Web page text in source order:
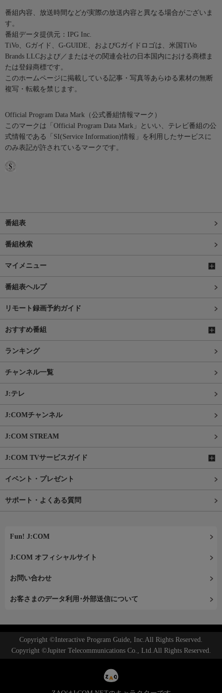
番組内容、放送時間などが実際の放送内容と異なる場合がございま
す。
番組データ提供元：IPG Inc.
TiVo、Gガイド、G-GUIDE、およびGガイドロゴは、米国TiVo
Brands LLCおよび／またはその関連会社の日本国内における商標ま
たは登録商標です。
このホームページに掲載している記事・写真等あらゆる素材の無断
複写・転載を禁じます。
Official Program Data Mark（公式番組情報マーク）
このマークは「Official Program Data Mark」といい、テレビ番組の公
式情報である「SI(Service Information)情報」を利用したサービスに
のみ表記が許されているマークです。
番組表
番組検索
マイメニュー
番組表ヘルプ
リモート録画予約ガイド
おすすめ番組
ランキング
チャンネル一覧
J:テレ
J:COMチャンネル
J:COM STREAM
J:COM TVサービスガイド
イベント・プレゼント
サポート・よくある質問
Fun! J:COM
J:COM オフィシャルサイト
お問い合わせ
お客さまのデータ利用･外部送信について
Copyright ©Interactive Program Guide, Inc.All Rights Reserved.
Copyright ©Jupiter Telecommunications Co., Ltd.All Rights Reserved.